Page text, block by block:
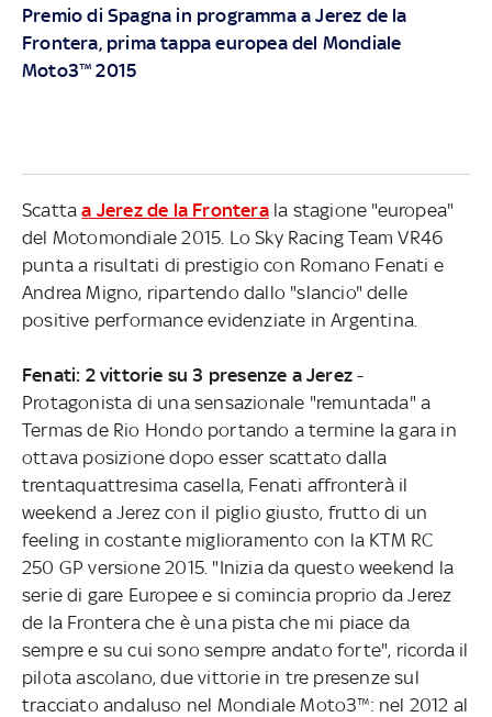
Premio di Spagna in programma a Jerez de la
Frontera, prima tappa europea del Mondiale
Moto3™ 2015
Scattaa Jerez de la Fronterala stagione "europea"
del Motomondiale 2015. Lo Sky Racing Team VR46
punta a risultati di prestigio con Romano Fenati e
Andrea Migno, ripartendo dallo "slancio" delle
positive performance evidenziate in Argentina.
Fenati: 2 vittorie su 3 presenze a Jerez-
Protagonista di una sensazionale "remuntada" a
Termas de Rio Hondo portando a termine la gara in
ottava posizione dopo esser scattato dalla
trentaquattresima casella, Fenati affronterà il
weekend a Jerez con il piglio giusto, frutto di un
feeling in costante miglioramento con la KTM RC
250 GP versione 2015. "Inizia da questo weekend la
serie di gare Europee e si comincia proprio da Jerez
de la Frontera che è una pista che mi piace da
sempre e su cui sono sempre andato forte", ricorda il
pilota ascolano, due vittorie in tre presenze sul
tracciato andaluso nel Mondiale Moto3™: nel 2012 al